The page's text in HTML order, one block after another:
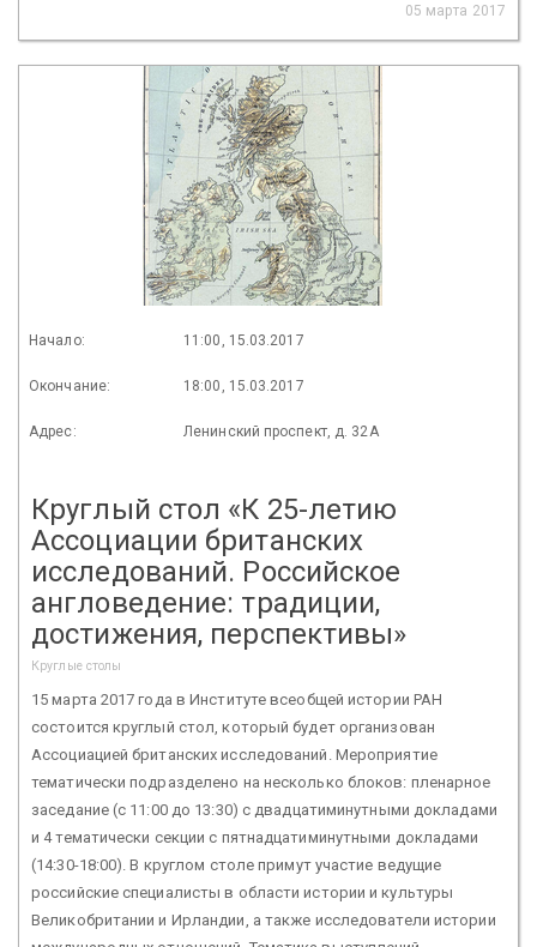
05 марта 2017
Начало: 11:00, 15.03.2017
Окончание: 18:00, 15.03.2017
Адрес: Ленинский проспект, д. 32А
Круглый стол «К 25-летию
Ассоциации британских
исследований. Российское
англоведение: традиции,
достижения, перспективы»
Круглые столы
15 марта 2017 года в Институте всеобщей истории РАН
состоится круглый стол, который будет организован
Ассоциацией британских исследований. Мероприятие
тематически подразделено на несколько блоков: пленарное
заседание (с 11:00 до 13:30) с двадцатиминутными докладами
и 4 тематически секции с пятнадцатиминутными докладами
(14:30-18:00). В круглом столе примут участие ведущие
российские специалисты в области истории и культуры
Великобритании и Ирландии, а также исследователи истории